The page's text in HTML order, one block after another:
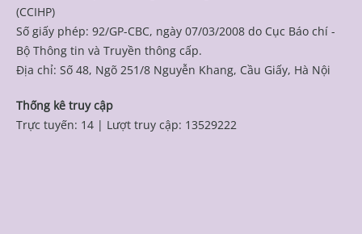
(CCIHP)
Số giấy phép: 92/GP-CBC, ngày 07/03/2008 do Cục Báo chí -
Bộ Thông tin và Truyền thông cấp.
Địa chỉ: Số 48, Ngõ 251/8 Nguyễn Khang, Cầu Giấy, Hà Nội
Thống kê truy cập
Trực tuyến: 14 | Lượt truy cập: 13529222